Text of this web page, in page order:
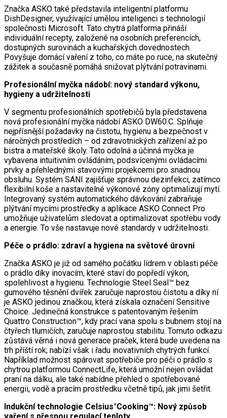
Značka ASKO také představila inteligentní platformu
DishDesigner, využívající umělou inteligenci s technologií
společnosti Microsoft. Tato chytrá platforma přináší
individuální recepty, založené na osobních preferencích,
dostupných surovinách a kuchařských dovednostech.
Povyšuje domácí vaření z toho, co máte po ruce, na skutečný
zážitek a současně pomáhá snižovat plýtvání potravinami.
Profesionální myčka nádobí: nový standard výkonu,
hygieny a udržitelnosti
V segmentu profesionálních spotřebičů byla představena
nová profesionální myčka nádobí ASKO DW60.C. Splňuje
nejpřísnější požadavky na čistotu, hygienu a bezpečnost v
náročných prostředích – od zdravotnických zařízení až po
bistra a mateřské školy. Tato odolná a účinná myčka je
vybavena intuitivním ovládáním, podsvícenými ovládacími
prvky a přehlednými stavovými projekcemi pro snadnou
obsluhu. Systém SANI zajišťuje správnou dezinfekci, zatímco
flexibilní koše a nastavitelné výkonové zóny optimalizují mytí.
Integrovaný systém automatického dávkování zabraňuje
plýtvání mycími prostředky a aplikace ASKO Connect Pro
umožňuje uživatelům sledovat a optimalizovat spotřebu vody
a energie. To vše nastavuje nové standardy v udržitelnosti.
Péče o prádlo: zdraví a hygiena na světové úrovni
Značka ASKO je již od samého počátku lídrem v oblasti péče
o prádlo díky inovacím, které staví do popředí výkon,
spolehlivost a hygienu. Technologie Steel Seal™ bez
gumového těsnění dvířek zaručuje naprostou čistotu a díky ní
je ASKO jedinou značkou, která získala označení Sensitive
Choice. Jedinečná konstrukce s patentovaným řešením
Quattro Construction™, kdy prací vana spolu s bubnem stojí na
čtyřech tlumičích, zaručuje naprostou stabilitu. Tomuto odkazu
zůstává věrná i nová generace praček, která bude uvedena na
trh příští rok; nabízí však i řadu inovativních chytrých funkcí.
Například možnost spárovat spotřebiče pro péči o prádlo s
chytrou platformou ConnectLife, která umožní nejen ovládat
praní na dálku, ale také nabídne přehled o spotřebované
energii, vodě a pracím prostředku včetně tipů, jak jimi šetřit.
Indukční technologie Celsius°Cooking™: Nový způsob